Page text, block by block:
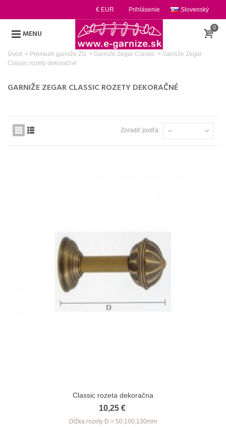
Slovenský
Prihlásenie
€ EUR
MENU
0
Úvod > Premium garniže ZG > Garniže Zegar Classic > Garniže Zegar
Classic rozety dekoračné
GARNIŽE ZEGAR CLASSIC ROZETY DEKORAČNÉ
Zoradiť podľa: --
Classic rozeta dekoračna
10,25 €
Dĺžka rozety D = 50,100,130mm